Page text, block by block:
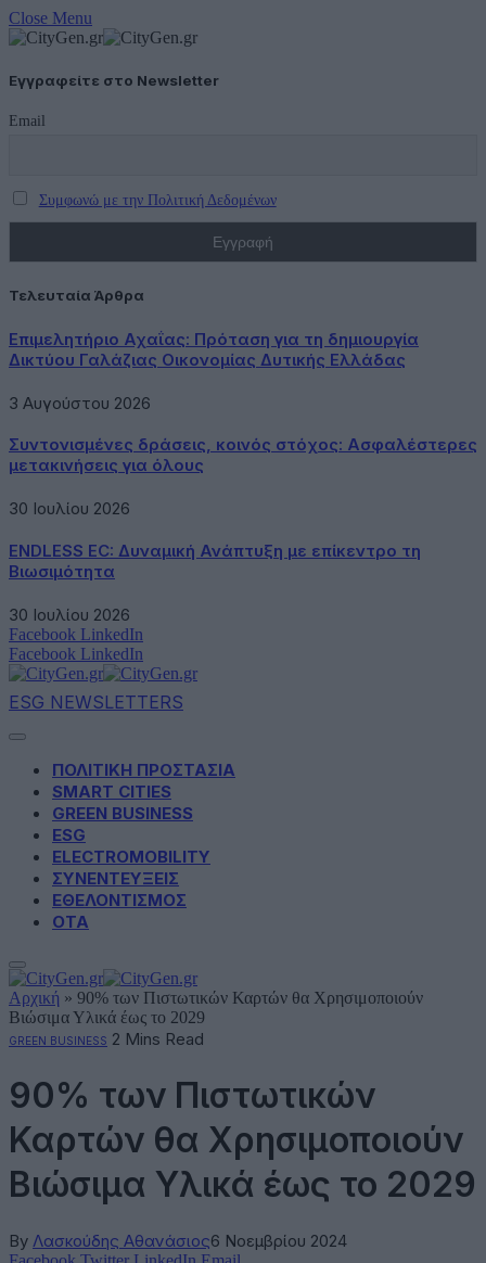
Close Menu
Εγγραφείτε στο Newsletter
Email
Συμφωνώ με την Πολιτική Δεδομένων
Τελευταία Άρθρα
Επιμελητήριο Αχαΐας: Πρόταση για τη δημιουργία
Δικτύου Γαλάζιας Οικονομίας Δυτικής Ελλάδας
3 Αυγούστου 2026
Συντονισμένες δράσεις, κοινός στόχος: Ασφαλέστερες
μετακινήσεις για όλους
30 Ιουλίου 2026
ENDLESS EC: Δυναμική Ανάπτυξη με επίκεντρο τη
Βιωσιμότητα
30 Ιουλίου 2026
Facebook LinkedIn
Facebook LinkedIn
ESG NEWSLETTERS
ΠΟΛΙΤΙΚΗ ΠΡΟΣΤΑΣΙΑ
SMART CITIES
GREEN BUSINESS
ESG
ELECTROMOBILITY
ΣΥΝΕΝΤΕΥΞΕΙΣ
ΕΘΕΛΟΝΤΙΣΜΟΣ
ΟΤΑ
Αρχική » 90% των Πιστωτικών Καρτών θα Χρησιμοποιούν
Βιώσιμα Υλικά έως το 2029
GREEN BUSINESS 2 Mins Read
90% των Πιστωτικών
Καρτών θα Χρησιμοποιούν
Βιώσιμα Υλικά έως το 2029
By Λασκούδης Αθανάσιος6 Νοεμβρίου 2024